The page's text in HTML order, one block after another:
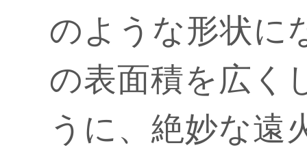
のような形状に
の表面積を広く
うに、絶妙な遠